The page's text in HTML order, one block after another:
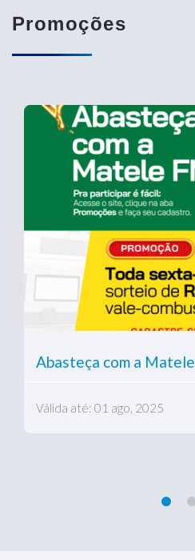
Promoções
Abasteça com a Matele
Válida até: 01 ago, 2025